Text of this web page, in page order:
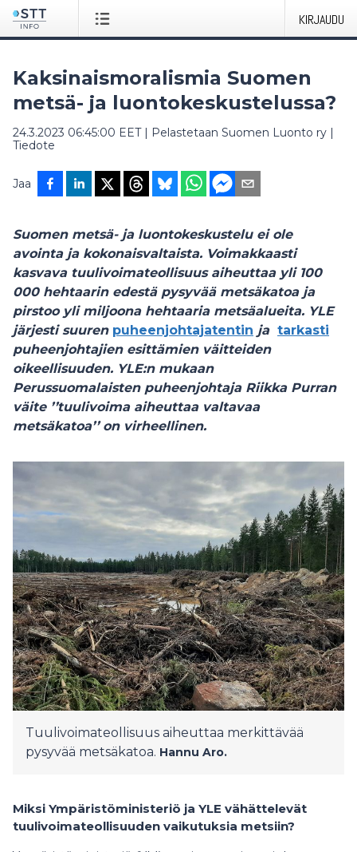
KIRJAUDU
Kaksinaismoralismia Suomen
metsä- ja luontokeskustelussa?
24.3.2023 06:45:00 EET| Pelastetaan Suomen Luonto ry |
Tiedote
Jaa
Suomen metsä- ja luontokeskustelu ei ole
avointa ja kokonaisvaltaista. Voimakkaasti
kasvava tuulivoimateollisuus aiheuttaa yli 100
000 hehtaarin edestä pysyvää metsäkatoa ja
pirstoo yli miljoona hehtaaria metsäalueita. YLE
järjesti suuren puheenjohtajatentin ja tarkasti
puheenjohtajien esittämien väitteiden
oikeellisuuden. YLE:n mukaan
Perussuomalaisten puheenjohtaja Riikka Purran
väite ’’tuulivoima aiheuttaa valtavaa
metsäkatoa’’ on virheellinen.
Tuulivoimateollisuus aiheuttaa merkittävää
pysyvää metsäkatoa. Hannu Aro.
Miksi Ympäristöministeriö ja YLE vähättelevät
tuulivoimateollisuuden vaikutuksia metsiin?